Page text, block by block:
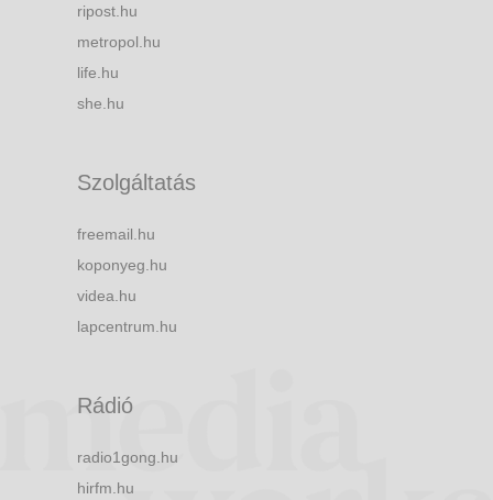
ripost.hu
metropol.hu
life.hu
she.hu
Szolgáltatás
freemail.hu
koponyeg.hu
videa.hu
lapcentrum.hu
Rádió
radio1gong.hu
hirfm.hu